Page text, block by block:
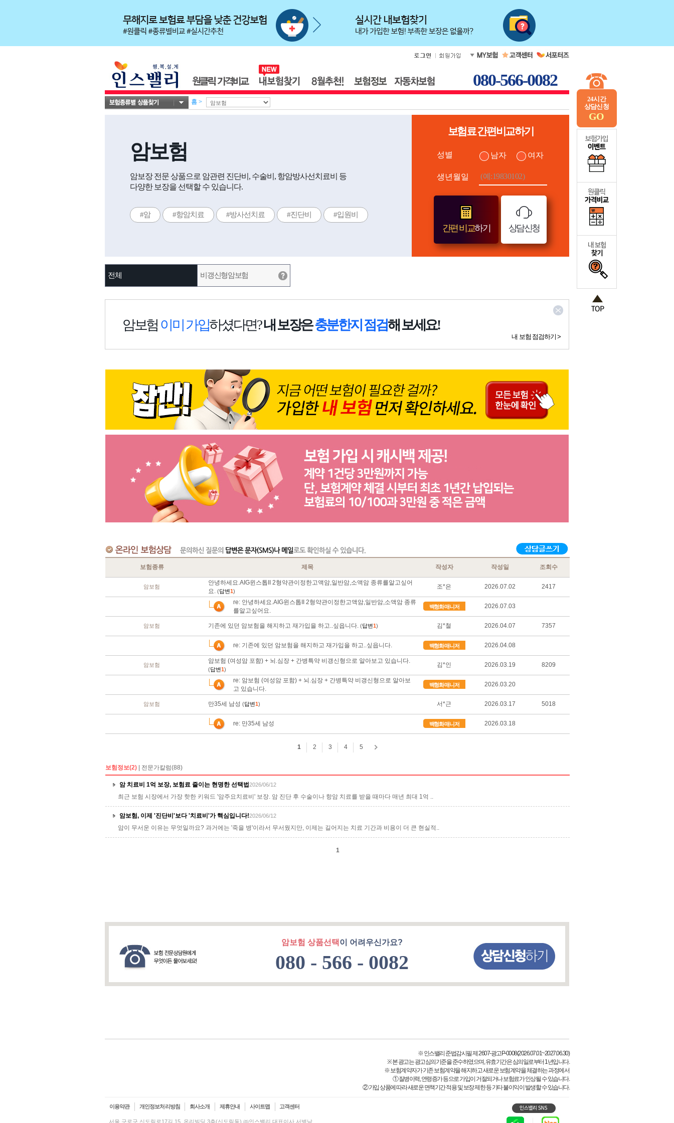
24시간
상담신청
GO
080-566-0082
홈 >
암보험
암보장 전문 상품으로 암관련 진단비, 수술비, 항암방사선치료비 등
다양한 보장을 선택할 수 있습니다.
#암 #항암치료 #방사선치료 #진단비 #입원비
보험료 간편비교하기
성별 남자 여자
생년월일
간편 비교하기 상담신청
전체 비갱신형암보험
암보험 이미 가입하셨다면?내 보장은충분한지 점검해 보세요!
내 보험 점검하기 >
암보험 상품선택 이 어려우신가요?
080 - 566 - 0082
※ 인스밸리 준법감시필 제 2607-광고P-0008(2026.07.01~2027.06.30)
※ 본 광고는 광고심의기준을 준수하였으며, 유효기간은 심의일로부터 1년입니다.
※ 보험계약자가 기존 보험계약을 해지하고 새로운 보험계약을 체결하는 과정에서
① 질병이력, 연령증가 등으로 가입이 거절되거나 보험료가 인상될 수 있습니다.
② 가입 상품에 따라 새로운 면책기간 적용 및 보장 제한 등 기타 불이익이 발생할 수 있습니다.
이용약관 개인정보처리방침 회사소개 제휴안내 사이트맵 고객센터
서울 구로구 신도림로17길 15, 온리빌딩 3층(신도림동) ㈜인스밸리 대표이사 서병남